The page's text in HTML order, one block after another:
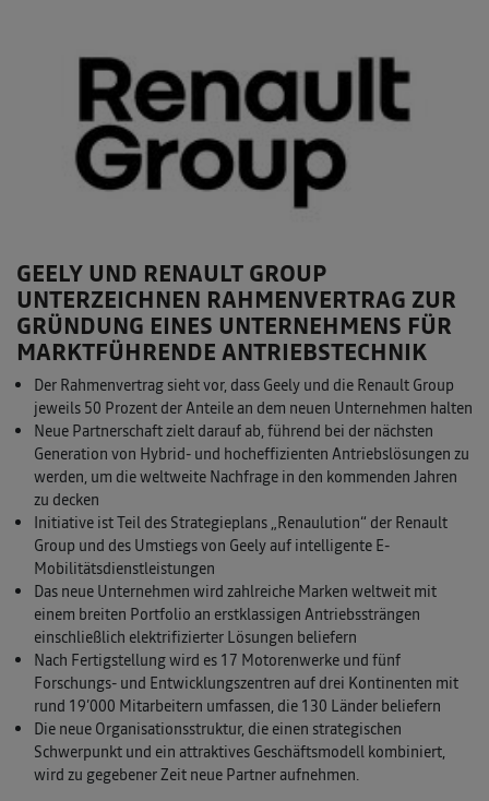
GEELY UND RENAULT GROUP
UNTERZEICHNEN RAHMENVERTRAG ZUR
GRÜNDUNG EINES UNTERNEHMENS FÜR
MARKTFÜHRENDE ANTRIEBSTECHNIK
Der Rahmenvertrag sieht vor, dass Geely und die Renault Group
jeweils 50 Prozent der Anteile an dem neuen Unternehmen halten
Neue Partnerschaft zielt darauf ab, führend bei der nächsten
Generation von Hybrid- und hocheffizienten Antriebslösungen zu
werden, um die weltweite Nachfrage in den kommenden Jahren
zu decken
Initiative ist Teil des Strategieplans „Renaulution“ der Renault
Group und des Umstiegs von Geely auf intelligente E-
Mobilitätsdienstleistungen
Das neue Unternehmen wird zahlreiche Marken weltweit mit
einem breiten Portfolio an erstklassigen Antriebssträngen
einschließlich elektrifizierter Lösungen beliefern
Nach Fertigstellung wird es 17 Motorenwerke und fünf
Forschungs- und Entwicklungszentren auf drei Kontinenten mit
rund 19’000 Mitarbeitern umfassen, die 130 Länder beliefern
Die neue Organisationsstruktur, die einen strategischen
Schwerpunkt und ein attraktives Geschäftsmodell kombiniert,
wird zu gegebener Zeit neue Partner aufnehmen.